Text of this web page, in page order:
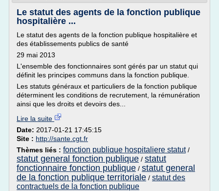
Le statut des agents de la fonction publique
hospitalière ...
Le statut des agents de la fonction publique hospitalière et
des établissements publics de santé
29 mai 2013
L'ensemble des fonctionnaires sont gérés par un statut qui
définit les principes communs dans la fonction publique.
Les statuts généraux et particuliers de la fonction publique
déterminent les conditions de recrutement, la rémunération
ainsi que les droits et devoirs des...
Lire la suite
Date: 2017-01-21 17:45:15
Site : http://sante.cgt.fr
Thèmes liés : fonction publique hospitaliere statut/
statut general fonction publique / statut
fonctionnaire fonction publique / statut general
de la fonction publique territoriale / statut des
contractuels de la fonction publique